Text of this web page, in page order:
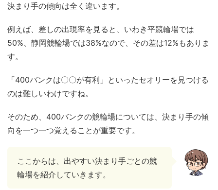
決まり手の傾向は全く違います。
例えば、差しの出現率を見ると、いわき平競輪場では
50%、静岡競輪場では38%なので、その差は12%もありま
す。
「400バンクは〇〇が有利」といったセオリーを見つける
のは難しいわけですね。
そのため、400バンクの競輪場については、決まり手の傾
向を一つ一つ覚えることが重要です。
ここからは、出やすい決まり手ごとの競
輪場を紹介していきます。